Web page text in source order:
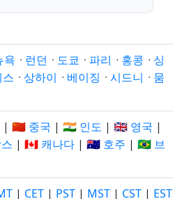
욕 · 런던 · 도쿄 · 파리 · 홍콩 · 싱
· 상하이 · 베이징 · 시드니 · 뭄
| 🇨🇳 중국 | 🇮🇳 인도 | 🇬🇧 영국 |
| 🇨🇦 캐나다 | 🇦🇺 호주 | 🇧🇷 브
| CET | PST | MST | CST | EST